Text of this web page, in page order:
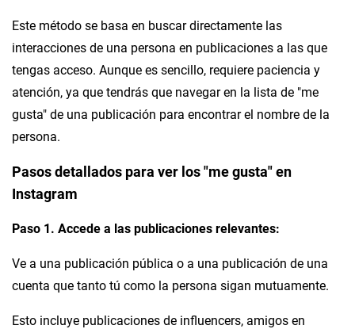
Este método se basa en buscar directamente las
interacciones de una persona en publicaciones a las que
tengas acceso. Aunque es sencillo, requiere paciencia y
atención, ya que tendrás que navegar en la lista de "me
gusta" de una publicación para encontrar el nombre de la
persona.
Pasos detallados para ver los "me gusta" en
Instagram
Paso 1. Accede a las publicaciones relevantes:
Ve a una publicación pública o a una publicación de una
cuenta que tanto tú como la persona sigan mutuamente.
Esto incluye publicaciones de influencers, amigos en